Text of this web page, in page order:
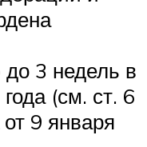
3 недель в
(см. ст. 6
9 января